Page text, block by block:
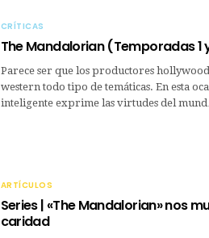
CRÍTICAS
The Mandalorian (Temporadas 1
Parece ser que los productores
western todo tipo de temáticas. En esta
inteligente exprime las virtudes del
ARTÍCULOS
Series | «The Mandalorian» nos
caridad